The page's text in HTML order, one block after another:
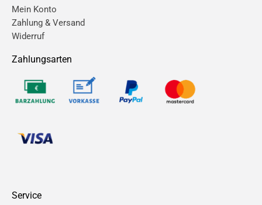
Mein Konto
Zahlung & Versand
Widerruf
Zahlungsarten
Service